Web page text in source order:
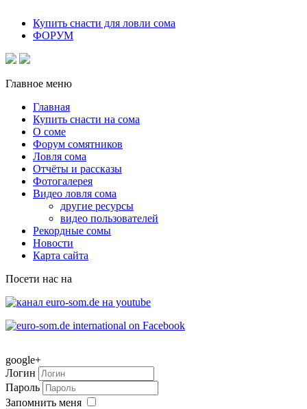
Купить снасти для ловли сома
ФОРУМ
Главное меню
Главная
Купить снасти на сома
О соме
Форум сомятников
Ловля сома
Отчёты и рассказы
Фотогалерея
Видео ловля сома
другие ресурсы
видео пользователей
Рекордные сомы
Новости
Карта сайта
Посети нас на
google+
Логин
Пароль
Запомнить меня